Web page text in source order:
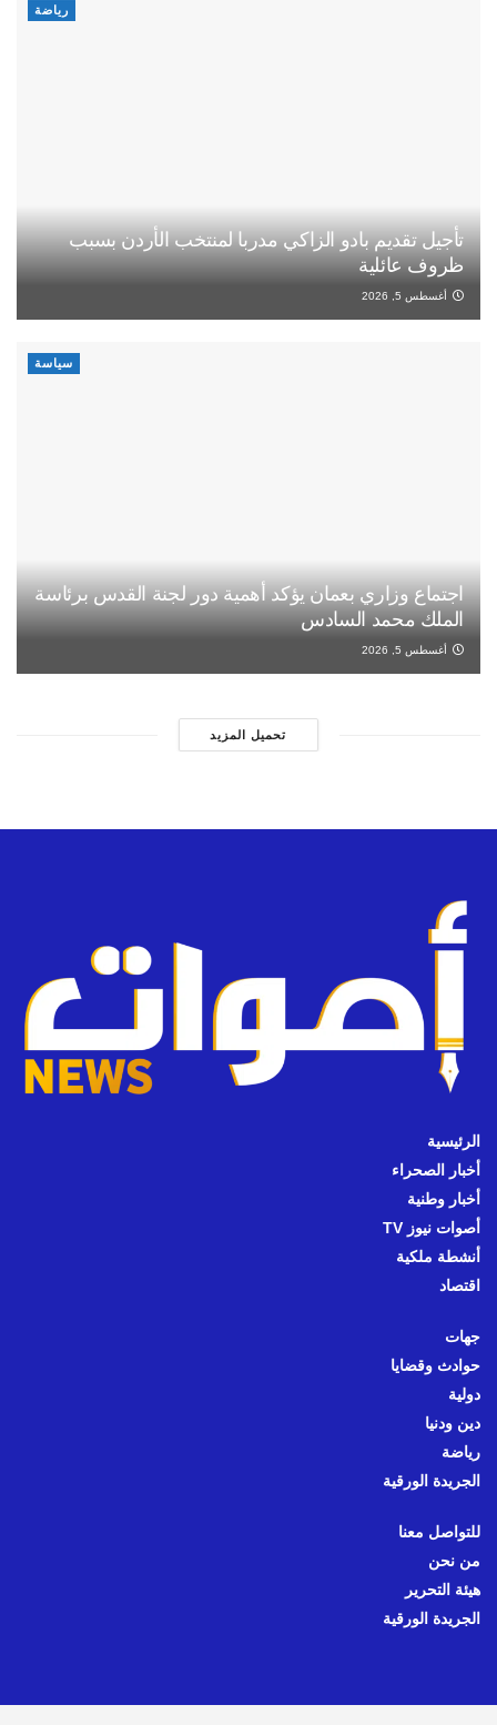
رياضة
تأجيل تقديم بادو الزاكي مدربا لمنتخب الأردن بسبب
ظروف عائلية
أغسطس 5, 2026
سياسة
اجتماع وزاري بعمان يؤكد أهمية دور لجنة القدس برئاسة
الملك محمد السادس
أغسطس 5, 2026
تحميل المزيد
الرئيسية
أخبار الصحراء
أخبار وطنية
أصوات نيوز TV
أنشطة ملكية
اقتصاد
جهات
حوادث وقضايا
دولية
دين ودنيا
رياضة
الجريدة الورقية
للتواصل معنا
من نحن
هيئة التحرير
الجريدة الورقية